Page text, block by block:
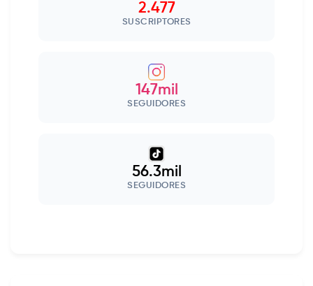
2.477
SUSCRIPTORES
147mil
SEGUIDORES
56.3mil
SEGUIDORES